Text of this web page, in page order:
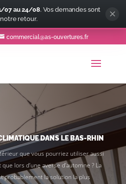
commercial@as-ouvertures.fr
DANS LE BAS-RHIN
que vous pourriez utiliser aussi
lors d’une averse d’automne ? La
probablement la solution la plus
07 au 24/08. Vos demandes sont
retour.